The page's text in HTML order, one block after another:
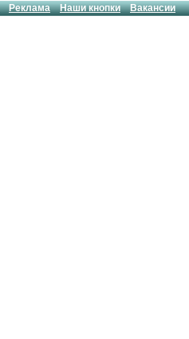
Реклама Наши кнопки Вакансии